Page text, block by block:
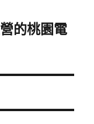
的桃園電